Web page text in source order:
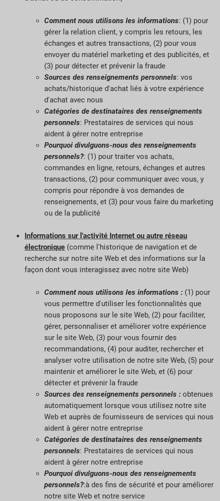
Comment nous utilisons les informations: (1) pour
gérer la relation client, y compris les retours, les
échanges et autres transactions, (2) pour vous
envoyer du matériel marketing et des publicités, et
(3) pour détecter et prévenir la fraude
Sources des renseignements personnels: vos
achats/historique d'achat liés à votre expérience
d'achat avec nous
Catégories de destinataires des renseignements
personnels: Prestataires de services qui nous
aident à gérer notre entreprise
Pourquoi divulguons-nous des renseignements
personnels?: (1) pour traiter vos achats,
commandes en ligne, retours, échanges et autres
transactions, (2) pour communiquer avec vous, y
compris pour répondre à vos demandes de
renseignements, et (3) pour vous faire du marketing
ou de la publicité
Informations sur l'activité Internet ou autre réseau
électronique (comme l'historique de navigation et de
recherche sur notre site Web et des informations sur la
façon dont vous interagissez avec notre site Web)
Comment nous utilisons les informations : (1) pour
vous permettre d'utiliser les fonctionnalités que
nous proposons sur le site Web, (2) pour faciliter,
gérer, personnaliser et améliorer votre expérience
sur le site Web, (3) pour vous fournir des
recommandations, (4) pour auditer, rechercher et
analyser votre utilisation de notre site Web, (5) pour
maintenir et améliorer le site Web, et (6) pour
détecter et prévenir la fraude
Sources des renseignements personnels : obtenues
automatiquement lorsque vous utilisez notre site
Web et auprès de fournisseurs de services qui nous
aident à gérer notre entreprise
Catégories de destinataires des renseignements
personnels: Prestataires de services qui nous
aident à gérer notre entreprise
Pourquoi divulguons-nous des renseignements
personnels?:à des fins de sécurité et pour améliorer
notre site Web et notre service